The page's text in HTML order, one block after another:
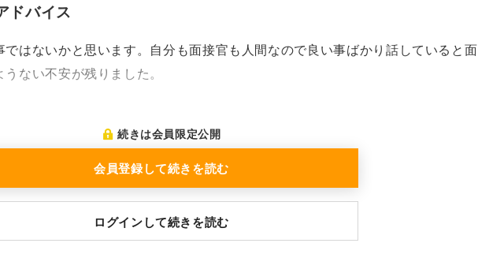
ドバイス
ではないかと思います。自分も面接官も人間なので良い事ばかり話していると面
ない不安が残りました。
続きは会員限定公開
会員登録して続きを読む
ログインして続きを読む